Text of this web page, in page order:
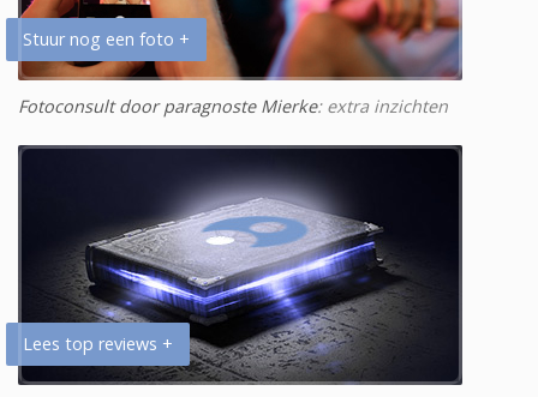
Stuur nog een foto +
Fotoconsult door paragnoste Mierke: extra inzichten
Lees top reviews +